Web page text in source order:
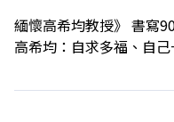
緬懷高希均教授》 書寫
高希均：自求多福、自